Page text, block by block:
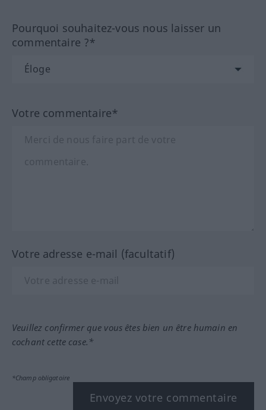
Pourquoi souhaitez-vous nous laisser un
commentaire ?*
Votre commentaire*
Votre adresse e-mail (facultatif)
Veuillez confirmer que vous êtes bien un être humain en
cochant cette case.*
*Champ obligatoire
Envoyez votre commentaire